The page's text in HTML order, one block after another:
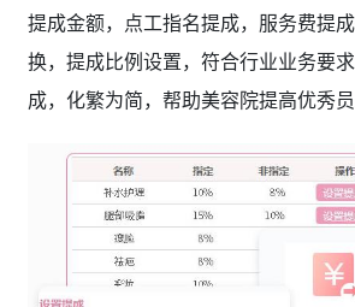
提成金额，点工指名提成，服务费提
换，提成比例设置，符合行业业务要
成，化繁为简，帮助美容院提高优秀员